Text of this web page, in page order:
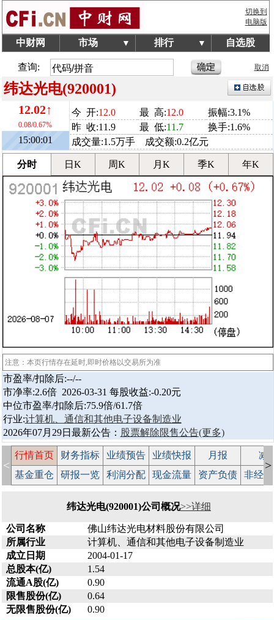
切换到
电脑版
中财网 市场 ▼ 排行 ▼ 自选股
查询: 取消
纬达光电(920001)
12.02↑
0.08/0.67%
15:00:01
今 开:12.0 最 高:12.0
振幅:3.1%
昨 收:11.9
最 低:11.7
换手:1.6%
成交量:1.5万手 成交额:0.2亿元
分时 日K 周K 月K 季K 年K
注意：本页行情存在延时,即时价格以交易所为准
市盈率/扣除后:--/--
市净率:2.6倍 2026-03-31 每股收益:-0.20元
中位市盈率/扣除后:75.9倍/61.7倍
行业:计算机、通信和其他电子设备制造业
2026年07月29日最新公告： 股票解除限售公告(更多)
<
行情首页 财务指标 业绩预告 业绩快报 月报
减
基金重仓
研报一览 利润分配 现金流量 资产负债 非经
>
纬达光电(920001)公司概况>>详细
公司名称
佛山纬达光电材料股份有限公司
所属行业
计算机、通信和其他电子设备制造业
成立日期
2004-01-17
总股本(亿)
1.54
流通A股(亿)
0.90
限售股份(亿)
0.64
无限售股份(亿)
0.90